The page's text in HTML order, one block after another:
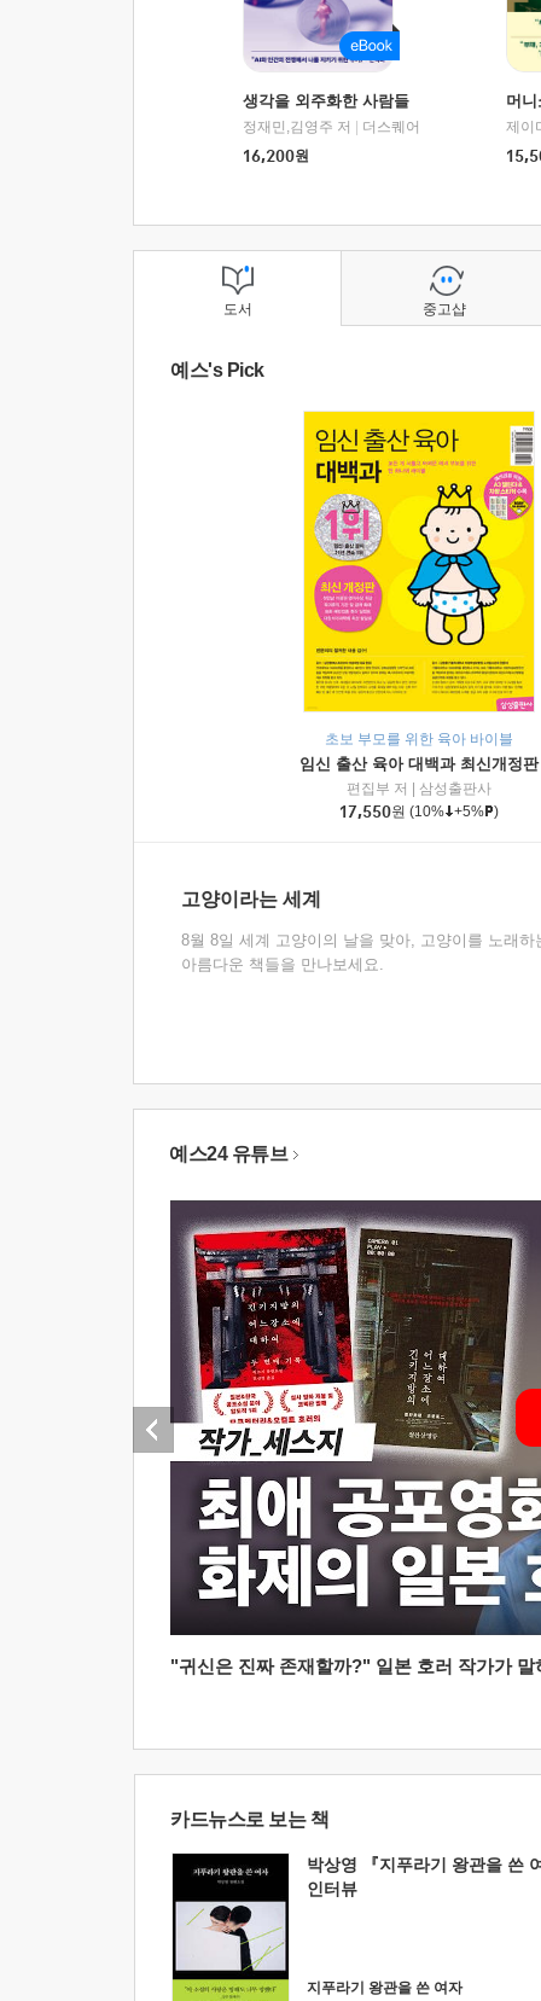
생각을 외주화한 사람들
정재민,김영주 저
더스퀘어
16,200원
머
도서
예스's Pick
초보 부모를 위한 육아 바이블
임신 출산 육아 대백과 최신개정판
편집부 저
삼성출판사
17,550원 (10% +5% )
고양이라는 세계
8월 8일 세계 고양이의 날을 맞아, 고양이를 노래하
아름다운 책들을 만나보세요.
중고샵
예스24 유튜브
"귀신은 진짜 존재할까?" 일본 호러 작가가
카드뉴스로 보는 책
박상영 『지푸라기 왕관을 쓴
인터뷰
지푸라기 왕관을 쓴 여자